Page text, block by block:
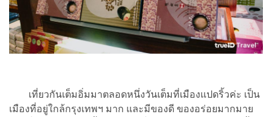
เที่ยวกันเต็มอิ่มมาตลอดหนึ่งวันเต็มที่เมืองแปดริ้วค่ะ เป็น
เมืองที่อยู่ใกล้กรุงเทพฯ มาก และมีของดี ของอร่อยมากมาย